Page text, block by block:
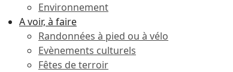
Environnement
A voir, à faire
Randonnées à pied ou à vélo
Evènements culturels
Fêtes de terroir